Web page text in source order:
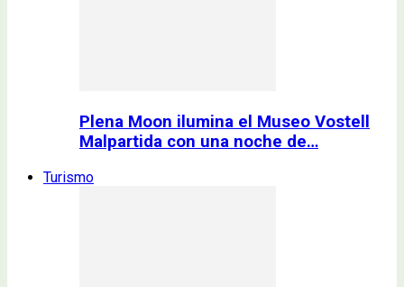
Plena Moon ilumina el Museo Vostell
Malpartida con una noche de…
Turismo